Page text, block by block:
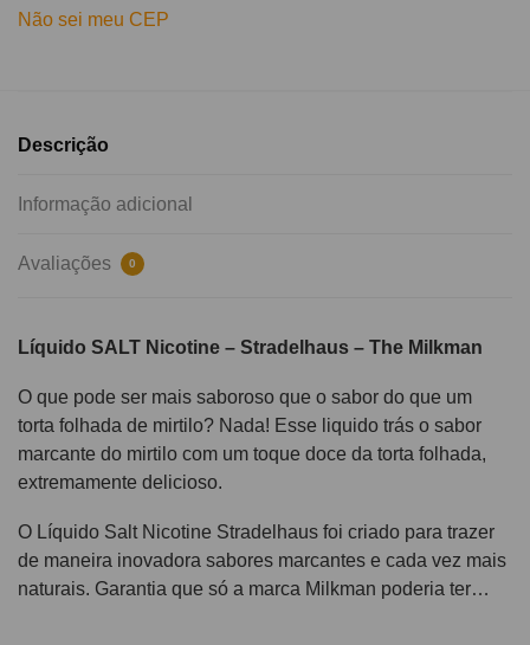
Não sei meu CEP
Descrição
Informação adicional
Avaliações 0
Líquido SALT Nicotine – Stradelhaus – The Milkman
O que pode ser mais saboroso que o sabor do que um
torta folhada de mirtilo? Nada! Esse liquido trás o sabor
marcante do mirtilo com um toque doce da torta folhada,
extremamente delicioso.
O Líquido Salt Nicotine Stradelhaus foi criado para trazer
de maneira inovadora sabores marcantes e cada vez mais
naturais. Garantia que só a marca Milkman poderia ter…